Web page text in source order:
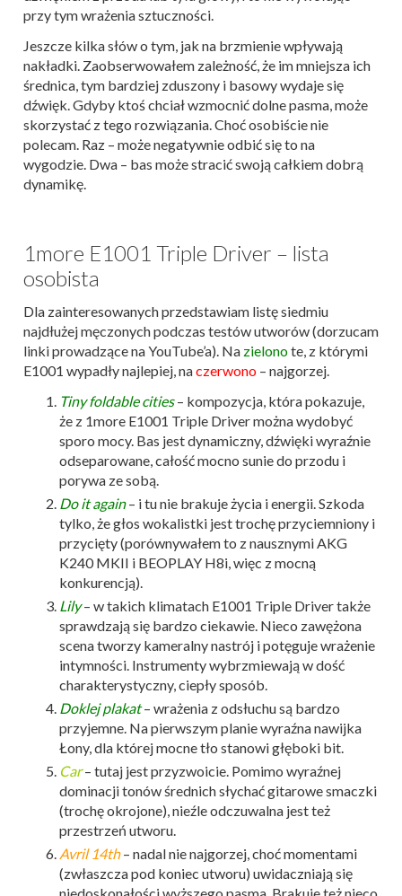
przy tym wrażenia sztuczności.
Jeszcze kilka słów o tym, jak na brzmienie wpływają
nakładki. Zaobserwowałem zależność, że im mniejsza ich
średnica, tym bardziej zduszony i basowy wydaje się
dźwięk. Gdyby ktoś chciał wzmocnić dolne pasma, może
skorzystać z tego rozwiązania. Choć osobiście nie
polecam. Raz – może negatywnie odbić się to na
wygodzie. Dwa – bas może stracić swoją całkiem dobrą
dynamikę.
1more E1001 Triple Driver – lista
osobista
Dla zainteresowanych przedstawiam listę siedmiu
najdłużej męczonych podczas testów utworów (dorzucam
linki prowadzące na YouTube’a). Na zielonote, z którymi
E1001 wypadły najlepiej, naczerwono – najgorzej.
Tiny foldable cities – kompozycja, która pokazuje,
że z 1more E1001 Triple Driver można wydobyć
sporo mocy. Bas jest dynamiczny, dźwięki wyraźnie
odseparowane, całość mocno sunie do przodu i
porywa ze sobą.
Do it again– i tu nie brakuje życia i energii. Szkoda
tylko, że głos wokalistki jest trochę przyciemniony i
przycięty (porównywałem to z nausznymi AKG
K240 MKII i BEOPLAY H8i, więc z mocną
konkurencją).
Lily– w takich klimatach E1001 Triple Driver także
sprawdzają się bardzo ciekawie. Nieco zawężona
scena tworzy kameralny nastrój i potęguje wrażenie
intymności. Instrumenty wybrzmiewają w dość
charakterystyczny, ciepły sposób.
Doklej plakat– wrażenia z odsłuchu są bardzo
przyjemne. Na pierwszym planie wyraźna nawijka
Łony, dla której mocne tło stanowi głęboki bit.
Car – tutaj jest przyzwoicie. Pomimo wyraźnej
dominacji tonów średnich słychać gitarowe smaczki
(trochę okrojone), nieźle odczuwalna jest też
przestrzeń utworu.
Avril 14th – nadal nie najgorzej, choć momentami
(zwłaszcza pod koniec utworu) uwidaczniają się